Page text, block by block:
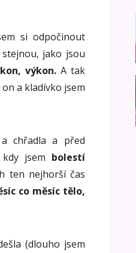
si odpočinout
jako jsou
výkon. A tak
a kladívko jsem
chřadla a před
jsem bolestí
ten nejhorší čas
co měsíc tělo,
(dlouho jsem